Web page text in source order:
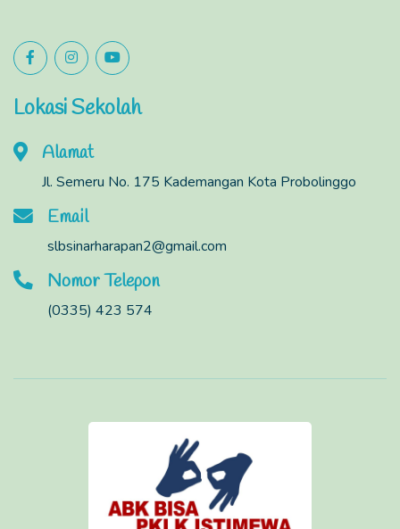
Lokasi Sekolah
Alamat
Jl. Semeru No. 175 Kademangan Kota Probolinggo
Email
slbsinarharapan2@gmail.com
Nomor Telepon
(0335) 423 574